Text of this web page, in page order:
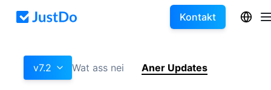
Kontakt
v7.2 Wat ass nei Aner Updates